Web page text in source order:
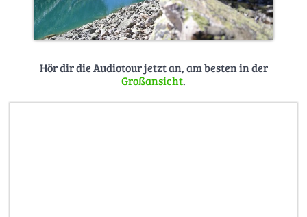
Hör dir die Audiotour jetzt an, am besten in der
Großansicht.